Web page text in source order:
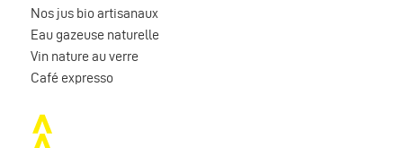
Nos jus bio artisanaux
Eau gazeuse naturelle
Vin nature au verre
Café expresso